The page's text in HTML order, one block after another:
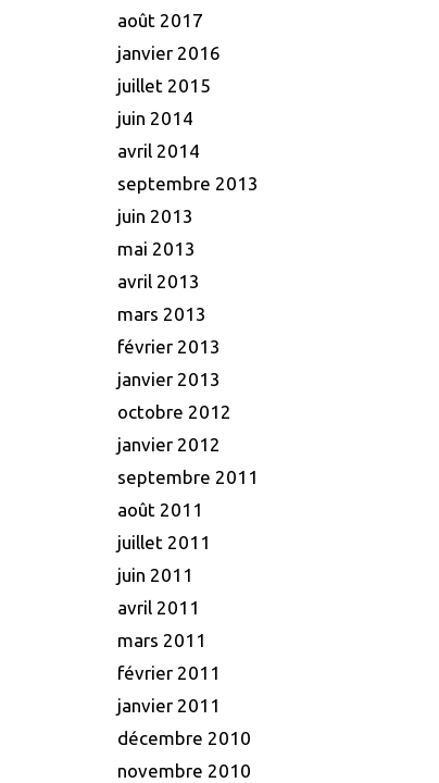
août 2017
janvier 2016
juillet 2015
juin 2014
avril 2014
septembre 2013
juin 2013
mai 2013
avril 2013
mars 2013
février 2013
janvier 2013
octobre 2012
janvier 2012
septembre 2011
août 2011
juillet 2011
juin 2011
avril 2011
mars 2011
février 2011
janvier 2011
décembre 2010
novembre 2010